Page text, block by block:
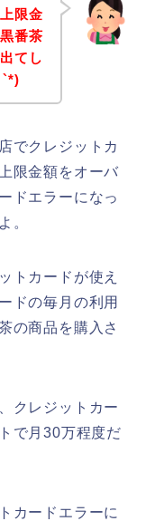
限金
番茶
てし
`*)
でクレジットカ
限金額をオーバ
ドエラーになっ
。
トカードが使え
ドの毎月の利用
の商品を購入さ
クレジットカー
で月30万程度だ
カードエラーに